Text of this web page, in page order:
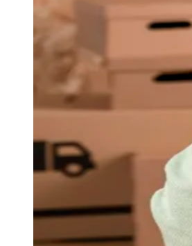
Vila Porto
Anuncie no Portal
Guia de Empresas
Divulgar Vagas
Publicidade Legal
Segurança Regional
Hospitais Estaduais
Parques & Represas
OsascoCarapicuíba
do Bom JesusAraçariguamaCajamar
Taboão da Serra
Para Sua Empresa